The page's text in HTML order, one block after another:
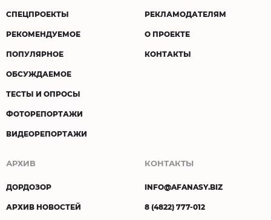
СПЕЦПРОЕКТЫ
РЕКОМЕНДУЕМОЕ
ПОПУЛЯРНОЕ
ОБСУЖДАЕМОЕ
ТЕСТЫ И ОПРОСЫ
ФОТОРЕПОРТАЖИ
ВИДЕОРЕПОРТАЖИ
РЕКЛАМОДАТЕЛЯМ
О ПРОЕКТЕ
КОНТАКТЫ
АРХИВ
ДОРДОЗОР
АРХИВ НОВОСТЕЙ
КОНТАКТЫ
INFO@AFANASY.BIZ
8 (4822) 777-012